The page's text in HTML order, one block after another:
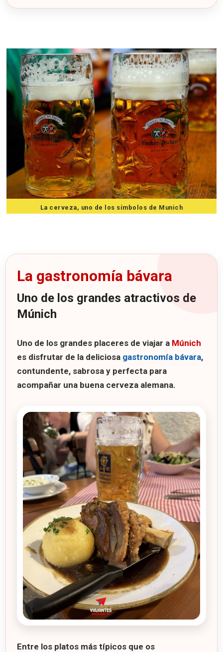
La cerveza, uno de los símbolos de Munich
La gastronomía bávara
Uno de los grandes atractivos de
Múnich
Uno de los grandes placeres de viajar a Múnich
es disfrutar de la deliciosa gastronomía bávara,
contundente, sabrosa y perfecta para
acompañar una buena cerveza alemana.
Entre los platos más típicos que os